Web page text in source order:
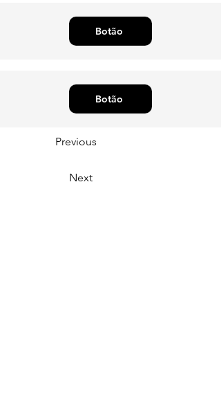
Botão
Botão
Previous
Next